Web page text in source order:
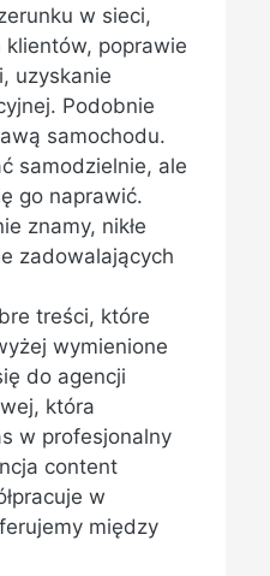
w sieci,
poprawie
uzyskanie
Podobnie
samochodu.
samodzielnie, ale
go naprawić.
znamy, nikłe
zadowalających
treści, które
wymienione
do agencji
która
w profesjonalny
content
w
między